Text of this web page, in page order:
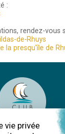
:
rendez-vous
de-Rhuys
la presqu'île de